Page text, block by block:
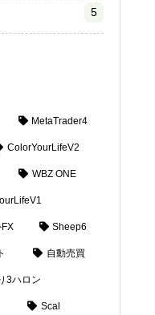
5
MetaTrader4
ColorYourLifeV2
WBZ ONE
Sheep6
自動売買
3ハロン
Scal